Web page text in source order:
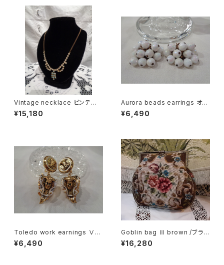
Vintage necklace ビンテー
ジネックレス
¥15,180
Aurora beads earrings オー
ロラ ビーズ イヤリング
¥6,490
Toledo work earnings Ⅴ
"Face" トレドワーク イヤリン
グ Ⅴ "フェイス"
¥6,490
Goblin bag Ⅲ brown /ブラウ
ン
¥16,280